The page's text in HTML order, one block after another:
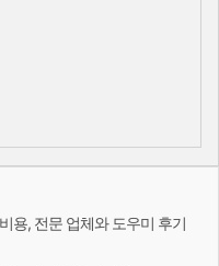
용, 전문 업체와 도우미 후기